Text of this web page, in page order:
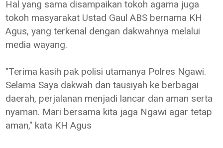
Hal yang sama disampaikan tokoh agama juga
tokoh masyarakat Ustad Gaul ABS bernama KH
Agus, yang terkenal dengan dakwahnya melalui
media wayang.
"Terima kasih pak polisi utamanya Polres Ngawi.
Selama Saya dakwah dan tausiyah ke berbagai
daerah, perjalanan menjadi lancar dan aman serta
nyaman. Mari bersama kita jaga Ngawi agar tetap
aman," kata KH Agus